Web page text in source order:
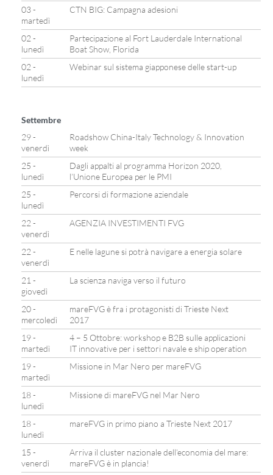
03 -
martedì
CTN BIG: Campagna adesioni
02 -
lunedì
Partecipazione al Fort Lauderdale International
Boat Show, Florida
02 -
lunedì
Webinar sul sistema giapponese delle start-up
Settembre
29 -
venerdì
Roadshow China-Italy Technology & Innovation
week
25 -
lunedì
Dagli appalti al programma Horizon 2020,
l’Unione Europea per le PMI
25 -
lunedì
Percorsi di formazione aziendale
22 -
venerdì
AGENZIA INVESTIMENTI FVG
22 -
venerdì
E nelle lagune si potrà navigare a energia solare
21 -
giovedì
La scienza naviga verso il futuro
20 -
mercoledì
mareFVG è fra i protagonisti di Trieste Next
2017
19 -
martedì
4 – 5 Ottobre: workshop e B2B sulle applicazioni
IT innovative per i settori navale e ship operation
19 -
martedì
Missione in Mar Nero per mareFVG
18 -
lunedì
Missione di mareFVG nel Mar Nero
18 -
lunedì
mareFVG in primo piano a Trieste Next 2017
15 -
venerdì
Arriva il cluster nazionale dell’economia del mare:
mareFVG è in plancia!